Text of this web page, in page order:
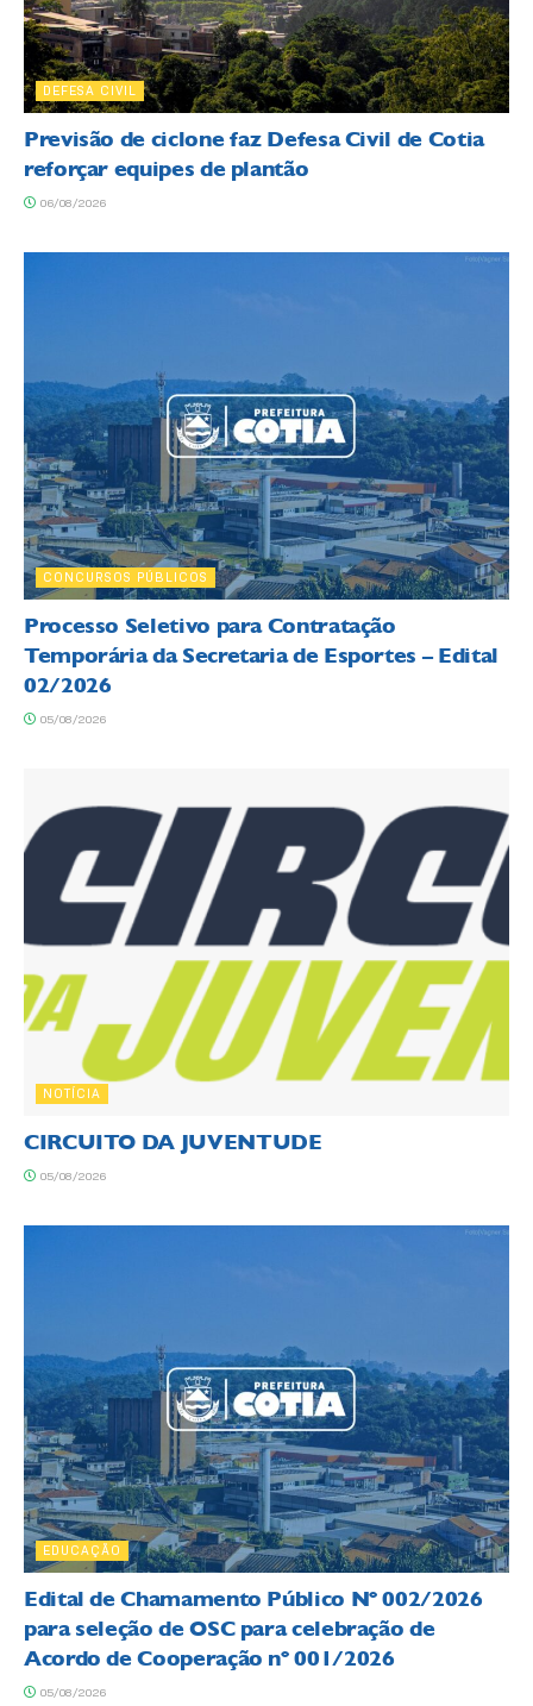
DEFESA CIVIL
Previsão de ciclone faz Defesa Civil de Cotia
reforçar equipes de plantão
06/08/2026
CONCURSOS PÚBLICOS
Processo Seletivo para Contratação
Temporária da Secretaria de Esportes – Edital
02/2026
05/08/2026
NOTÍCIA
CIRCUITO DA JUVENTUDE
05/08/2026
EDUCAÇÃO
Edital de Chamamento Público Nº 002/2026
para seleção de OSC para celebração de
Acordo de Cooperação nº 001/2026
05/08/2026